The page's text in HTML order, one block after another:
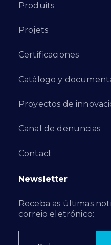
Produits
Projets
Certificaciones
Catálogo y
Proyectos de
Canal de denuncias
Contact
Newsletter
Receba as últimas
correio eletrónico: